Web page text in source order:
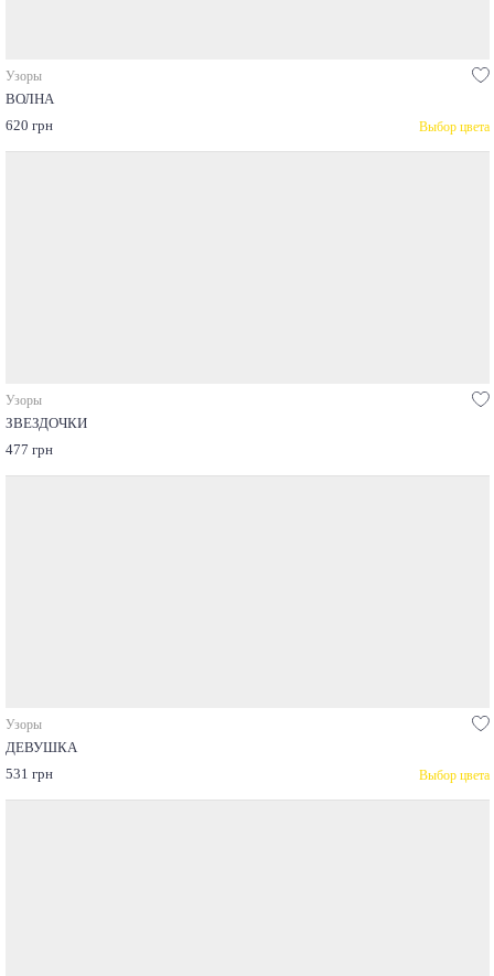
Узоры
ВОЛНА
620 грн
Выбор цвета
Узоры
ЗВЕЗДОЧКИ
477 грн
Узоры
ДЕВУШКА
531 грн
Выбор цвета